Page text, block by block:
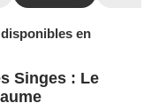
en
Singes : Le